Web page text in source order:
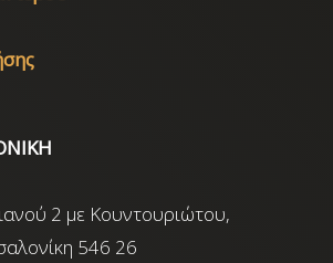
2 με Κουντουριώτου,
546 26